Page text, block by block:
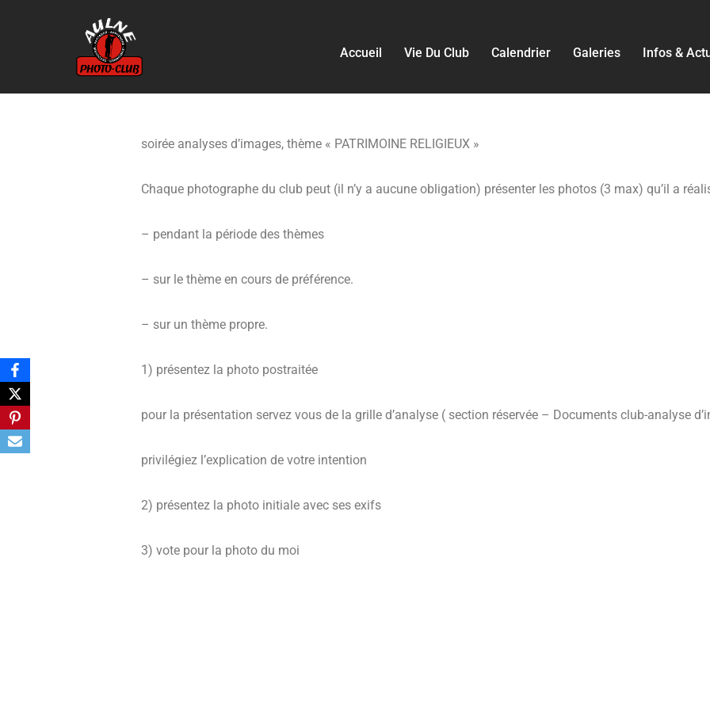
Accueil Vie Du Club Calendrier Galeries Infos &
soirée analyses d’images, thème « PATRIMOINE RELIGIEUX »
Chaque photographe du club peut (il n’y a aucune obligation) présenter les photos (3 max) qu’il a
– pendant la période des thèmes
– sur le thème en cours de préférence.
– sur un thème propre.
1) présentez la photo postraitée
pour la présentation servez vous de la grille d’analyse ( section réservée – Documents club-analyse
privilégiez l’explication de votre intention
2) présentez la photo initiale avec ses exifs
3) vote pour la photo du moi